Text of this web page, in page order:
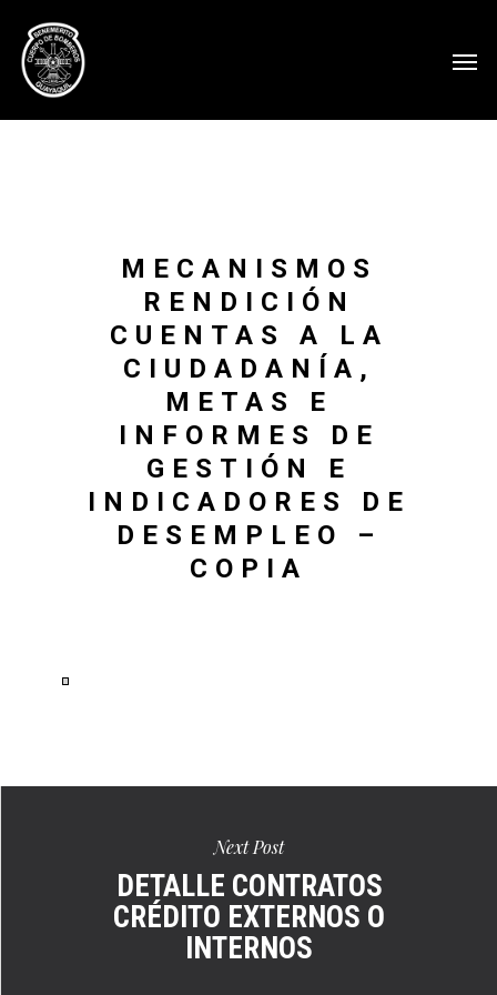
MECANISMOS
RENDICIÓN
CUENTAS A LA
CIUDADANÍA,
METAS E
INFORMES DE
GESTIÓN E
INDICADORES DE
DESEMPLEO –
COPIA
Next Post
DETALLE CONTRATOS
CRÉDITO EXTERNOS O
INTERNOS